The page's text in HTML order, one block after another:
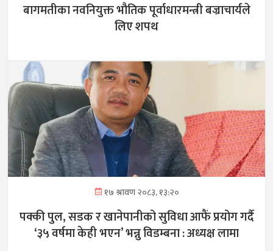
बागमतीका नवनियुक्त भौतिक पूर्वाधारमन्त्री बज्राचार्यले
लिए शपथ
१७ श्रावण २०८३, १३:२०
पक्की पुल, सडक र खानेपानीको सुविधा आफैं प्रयोग गर्दै
‘३५ वर्षमा केही भएन’ भन्नु विडम्बना : अध्यक्ष लामा